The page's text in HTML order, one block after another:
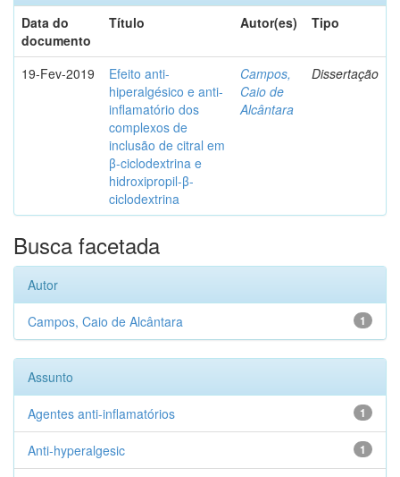
Data do
documento
Título Autor(es) Tipo
19-Fev-2019
Efeito anti-
hiperalgésico e anti-
inflamatório dos
complexos de
inclusão de citral em
β-ciclodextrina e
hidroxipropil-β-
ciclodextrina
Campos,
Caio de
Alcântara
Dissertação
Busca facetada
Autor
1
Campos, Caio de Alcântara
Assunto
1
Agentes anti-inflamatórios
1
Anti-hyperalgesic